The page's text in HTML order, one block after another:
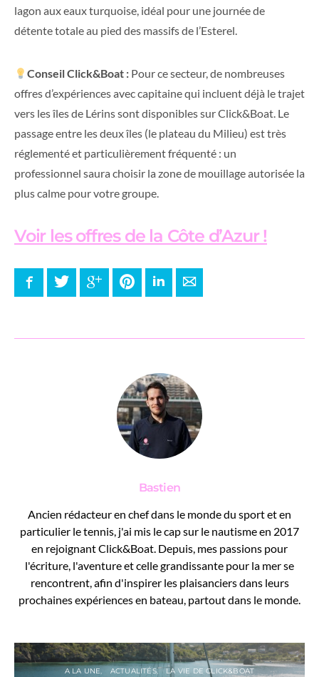
lagon aux eaux turquoise, idéal pour une journée de
détente totale au pied des massifs de l’Esterel.
Conseil Click&Boat : Pour ce secteur, de nombreuses
offres d’expériences avec capitaine qui incluent déjà le trajet
vers les îles de Lérins sont disponibles sur Click&Boat. Le
passage entre les deux îles (le plateau du Milieu) est très
réglementé et particulièrement fréquenté : un
professionnel saura choisir la zone de mouillage autorisée la
plus calme pour votre groupe.
Voir les offres de la Côte d’Azur !
FacebookTwitter Google+ PinterestLinkedInE-mail
Bastien
Ancien rédacteur en chef dans le monde du sport et en
particulier le tennis, j'ai mis le cap sur le nautisme en 2017
en rejoignant Click&Boat. Depuis, mes passions pour
l'écriture, l'aventure et celle grandissante pour la mer se
rencontrent, afin d'inspirer les plaisanciers dans leurs
prochaines expériences en bateau, partout dans le monde.
A LA UNE ACTUALITÉS LA VIE DE CLICK&BOAT